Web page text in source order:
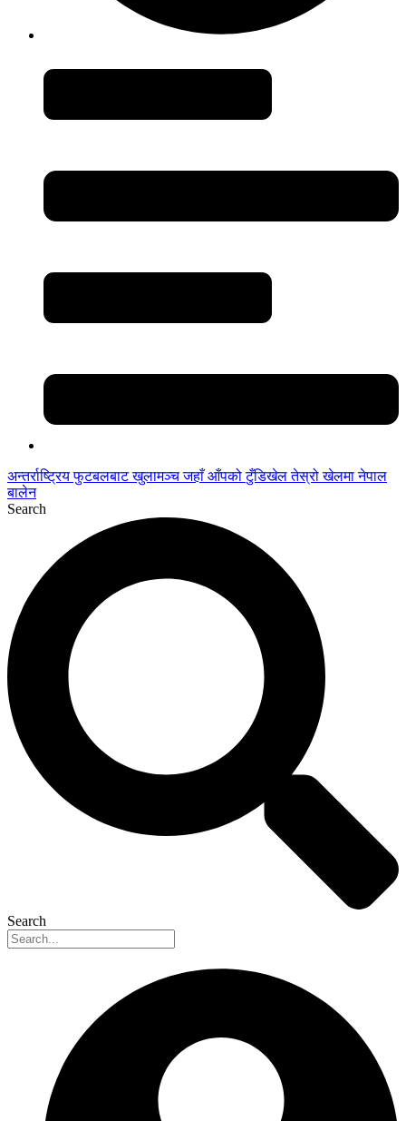
अन्तर्राष्ट्रिय फुटबलबाट खुलामञ्च जहाँ आँपको टुँडिखेल तेस्रो खेलमा नेपाल
बालेन
Search
Search